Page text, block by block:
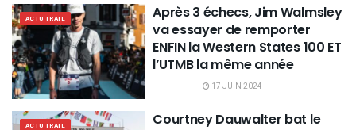
ACTU TRAIL
Après 3 échecs, Jim Walmsley
va essayer de remporter
ENFIN la Western States 100 ET
l’UTMB la même année
17 JUIN 2024
ACTU TRAIL
Courtney Dauwalter bat le